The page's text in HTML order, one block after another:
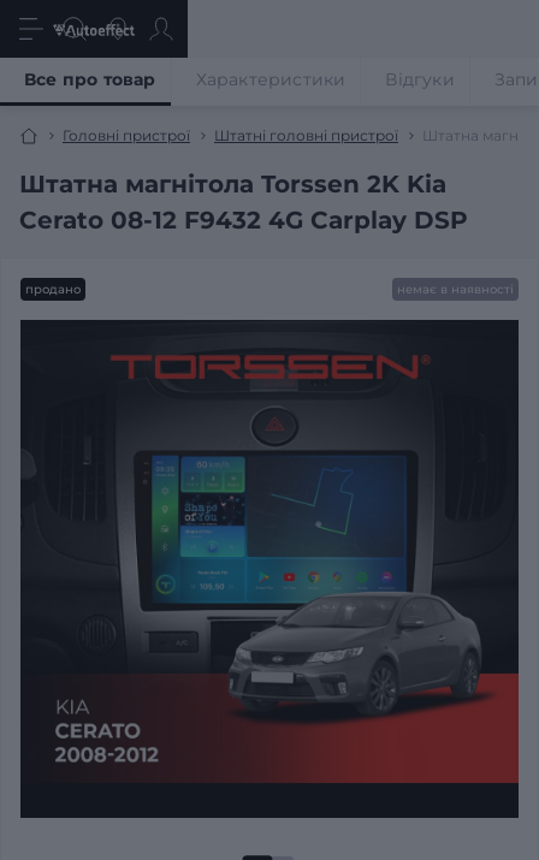
Головні пристрої Штатні головні пристрої Штатна
Штатна магнітола Torssen 2K Kia
Cerato 08-12 F9432 4G Carplay DSP
Все про товар Характеристики Відгуки
продано немає в наявності